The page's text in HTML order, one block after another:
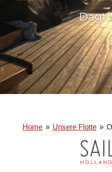
Home » Unsere Flotte »